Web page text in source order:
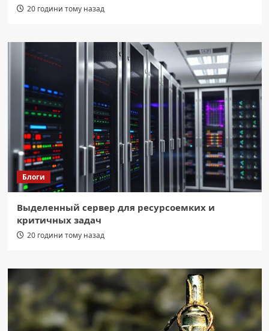
20 години тому назад
Блоги
Выделенный сервер для ресурсоемких и
критичных задач
20 години тому назад